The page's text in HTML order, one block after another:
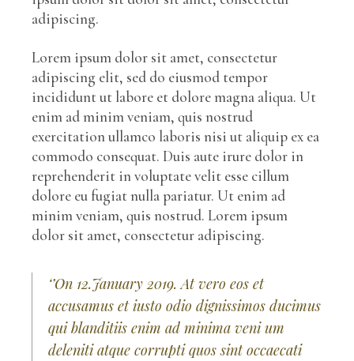
adipiscing.
Lorem ipsum dolor sit amet, consectetur
adipiscing elit, sed do eiusmod tempor
incididunt ut labore et dolore magna aliqua. Ut
enim ad minim veniam, quis nostrud
exercitation ullamco laboris nisi ut aliquip ex ea
commodo consequat. Duis aute irure dolor in
reprehenderit in voluptate velit esse cillum
dolore eu fugiat nulla pariatur. Ut enim ad
minim veniam, quis nostrud. Lorem ipsum
dolor sit amet, consectetur adipiscing.
‘’On 12.January 2019. At vero eos et
accusamus et iusto odio dignissimos ducimus
qui blanditiis enim ad minima veni um
deleniti atque corrupti quos sint occaecati